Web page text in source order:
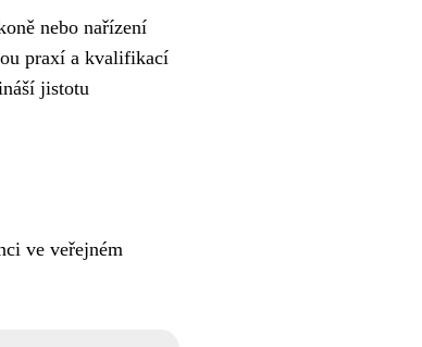
nebo nařízení
praxí a kvalifikací
jistotu
ve veřejném